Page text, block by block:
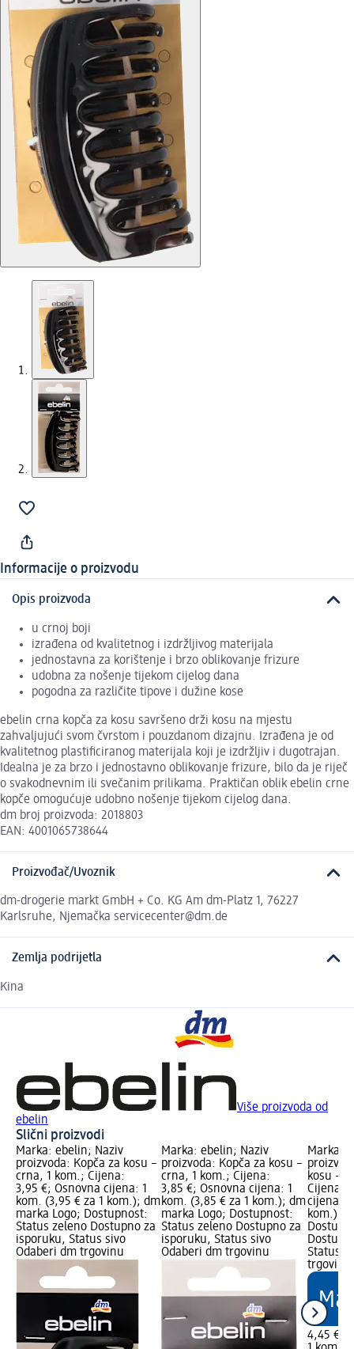
Informacije o proizvodu
Opis proizvoda
u crnoj boji
izrađena od kvalitetnog i izdržljivog materijala
jednostavna za korištenje i brzo oblikovanje frizure
udobna za nošenje tijekom cijelog dana
pogodna za različite tipove i dužine kose
ebelin crna kopča za kosu savršeno drži kosu na mjestu
zahvaljujući svom čvrstom i pouzdanom dizajnu. Izrađena je od
kvalitetnog plastificiranog materijala koji je izdržljiv i dugotrajan.
Idealna je za brzo i jednostavno oblikovanje frizure, bilo da je riječ
o svakodnevnim ili svečanim prilikama. Praktičan oblik ebelin crne
kopče omogućuje udobno nošenje tijekom cijelog dana.
dm broj proizvoda: 2018803
EAN: 4001065738644
Proizvođač/Uvoznik
dm-drogerie markt GmbH + Co. KG Am dm-Platz 1, 76227
Karlsruhe, Njemačka servicecenter@dm.de
Zemlja podrijetla
Kina
Više proizvoda od
ebelin
Slični proizvodi
Marka: ebelin; Naziv
proizvoda: Kopča za kosu –
crna, 1 kom.; Cijena:
3,95 €; Osnovna cijena: 1
kom. (3,95 € za 1 kom.); dm
marka Logo; Dostupnost:
Status zeleno Dostupno za
isporuku, Status sivo
Odaberi dm trgovinu
Marka: ebelin; Naziv
proizvoda: Kopča za kosu –
crna, 1 kom.; Cijena:
3,85 €; Osnovna cijena: 1
kom. (3,85 € za 1 kom.); dm
marka Logo; Dostupnost:
Status zeleno Dostupno za
isporuku, Status sivo
Odaberi dm trgovinu
Marka:
kosu –
Cijena:
cijena: 1
kom.);
Status
trgovinu
4,45 €